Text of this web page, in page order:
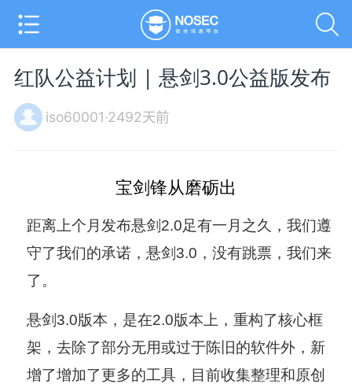
红队公益计划 | 悬剑3.0公益版发布
iso60001·2492天前
宝剑锋从磨砺出
距离上个月发布悬剑2.0足有一月之久，我们遵
守了我们的承诺，悬剑3.0，没有跳票，我们来
了。
悬剑3.0版本，是在2.0版本上，重构了核心框
架，去除了部分无用或过于陈旧的软件外，新
增了增加了更多的工具，目前收集整理和原创